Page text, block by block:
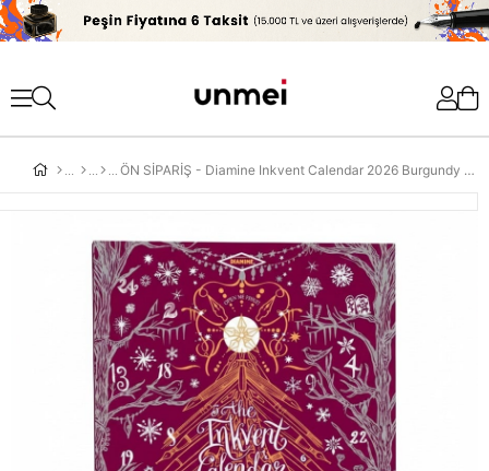
'
ÖN SİPARİŞ - Diamine Inkvent Calendar 2026 Burgundy Edition Mürekkep Takvimi